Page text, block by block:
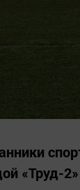
«Труд-